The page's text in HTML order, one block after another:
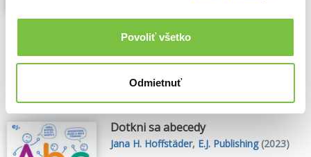
Povoliť všetko
Odmietnuť
bludiská, počítanie, kreslenie či hľadanie
rozdielov rozvíjajú logické...Zobraziť viac
🌴 Máme na sklade, posielame ihneď.
7,30€
Dotkni sa abecedy
Jana H. Hoffstäder, E.J. Publishing(2023)